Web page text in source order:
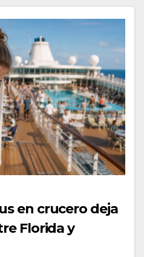
en crucero deja
Florida y